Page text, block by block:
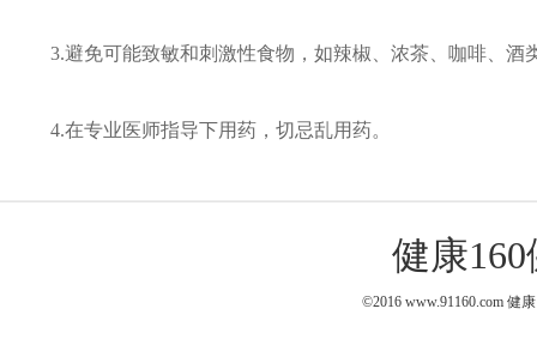
3.避免可能致敏和刺激性食物，如辣椒、浓茶、咖啡、酒
4.在专业医师指导下用药，切忌乱用药。
健康
©2016 www.91160.com 健